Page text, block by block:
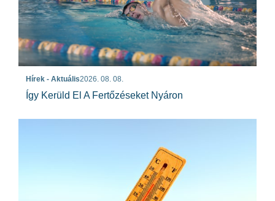
Hírek - Aktuális2026. 08. 08.
Így Kerüld El A Fertőzéseket Nyáron